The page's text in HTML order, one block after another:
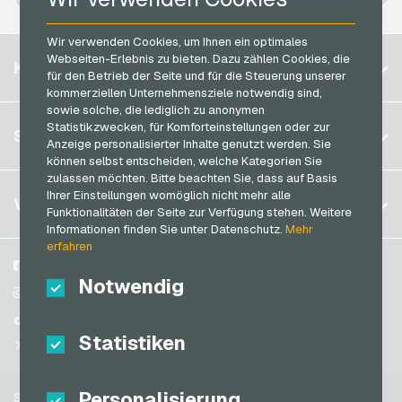
Wir verwenden Cookies, um Ihnen ein optimales
Webseiten-Erlebnis zu bieten. Dazu zählen Cookies, die
für den Betrieb der Seite und für die Steuerung unserer
kommerziellen Unternehmensziele notwendig sind,
sowie solche, die lediglich zu anonymen
Statistikzwecken, für Komforteinstellungen oder zur
Anzeige personalisierter Inhalte genutzt werden. Sie
können selbst entscheiden, welche Kategorien Sie
zulassen möchten. Bitte beachten Sie, dass auf Basis
Ihrer Einstellungen womöglich nicht mehr alle
Funktionalitäten der Seite zur Verfügung stehen. Weitere
Informationen finden Sie unter Datenschutz.Mehr
erfahren
Notwendig
Statistiken
Rossmann Geschenkkarten
Saturn Geschenkkarten
Shell Geschenkkarten
Spotify Premium Geschenkkarten
Thalia Geschenkkarten
TikTok Geschenkkarten
toom Geschenkkarten
Wolt Geschenkkarten
Wunschgutschein Geschenkkarten
Razer Gold Bezahlkarten
Transcash Bezahlkarten
Belgien
Brasilien
Deutschland (DE)
Deutschland (EN)
Frankreich
Italien
Niederlande
Portugal
Schweiz (FR)
KONTO
Registrieren
Anmelden
Mein Warenkorb
SERVICE
FAQ
Zahlungsmethoden
&Widerrufsrecht
Datenschutzrichtlinien
VGO-SHOP
Über uns
Blog
Partner
Instagram
@VGO_com
Support